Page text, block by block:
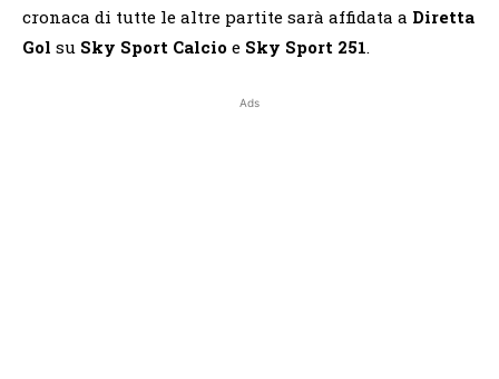
cronaca di tutte le altre partite sarà affidata a Diretta
Gol su Sky Sport Calcio e Sky Sport 251.
Ads